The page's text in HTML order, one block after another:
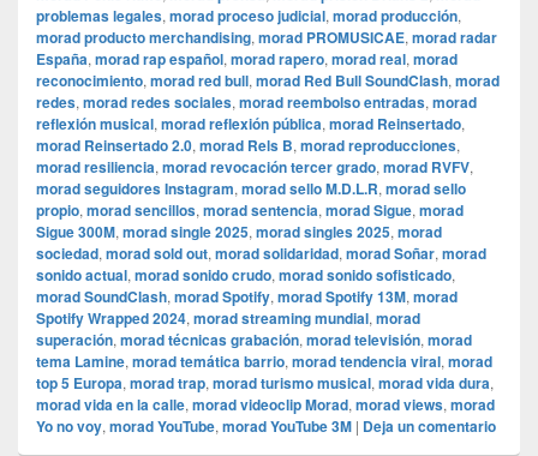
problemas legales, morad proceso judicial, morad producción,
morad producto merchandising, morad PROMUSICAE, morad radar
España, morad rap español, morad rapero, morad real, morad
reconocimiento, morad red bull, morad Red Bull SoundClash, morad
redes, morad redes sociales, morad reembolso entradas, morad
reflexión musical, morad reflexión pública, morad Reinsertado,
morad Reinsertado 2.0, morad Rels B, morad reproducciones,
morad resiliencia, morad revocación tercer grado, morad RVFV,
morad seguidores Instagram, morad sello M.D.L.R, morad sello
propio, morad sencillos, morad sentencia, morad Sigue, morad
Sigue 300M, morad single 2025, morad singles 2025, morad
sociedad, morad sold out, morad solidaridad, morad Soñar, morad
sonido actual, morad sonido crudo, morad sonido sofisticado,
morad SoundClash, morad Spotify, morad Spotify 13M, morad
Spotify Wrapped 2024, morad streaming mundial, morad
superación, morad técnicas grabación, morad televisión, morad
tema Lamine, morad temática barrio, morad tendencia viral, morad
top 5 Europa, morad trap, morad turismo musical, morad vida dura,
morad vida en la calle, morad videocli‏p Morad, morad views, morad
Yo no voy, morad YouTube, morad YouTube 3M | Deja un comentario